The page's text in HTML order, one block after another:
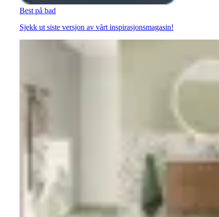
Best på bad
Sjekk ut siste versjon av vårt inspirasjonsmagasin!